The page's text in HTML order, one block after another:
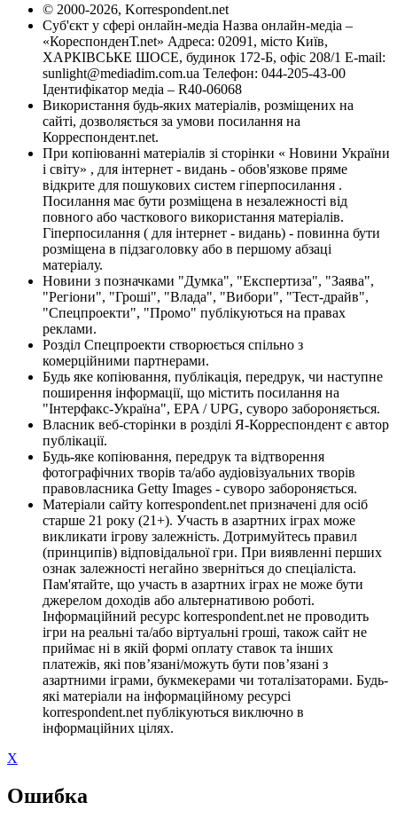
© 2000-2026, Korrespondent.net
Суб'єкт у сфері онлайн-медіа Назва онлайн-медіа –
«КореспонденТ.net» Адреса: 02091, місто Київ,
ХАРКІВСЬКЕ ШОСЕ, будинок 172-Б, офіс 208/1 E-mail:
sunlight@mediadim.com.ua Телефон: 044-205-43-00
Ідентифікатор медіа – R40-06068
Використання будь-яких матеріалів, розміщених на
сайті, дозволяється за умови посилання на
Корреспондент.net.
При копіюванні матеріалів зі сторінки « Новини України
і світу» , для інтернет - видань - обов'язкове пряме
відкрите для пошукових систем гіперпосилання .
Посилання має бути розміщена в незалежності від
повного або часткового використання матеріалів.
Гіперпосилання ( для інтернет - видань) - повинна бути
розміщена в підзаголовку або в першому абзаці
матеріалу.
Новини з позначками "Думка", "Експертиза", "Заява",
"Регіони", "Гроші", "Влада", "Вибори", "Тест-драйв",
"Спецпроекти", "Промо" публікуються на правах
реклами.
Розділ Спецпроекти створюється спільно з
комерційними партнерами.
Будь яке копіювання, публікація, передрук, чи наступне
поширення інформації, що містить посилання на
"Інтерфакс-Україна", EPA / UPG, суворо забороняється.
Власник веб-сторінки в розділі Я-Корреспондент є автор
публікації.
Будь-яке копіювання, передрук та відтворення
фотографічних творів та/або аудіовізуальних творів
правовласника Getty Images - суворо забороняється.
Матеріали сайту korrespondent.net призначені для осіб
старше 21 року (21+). Участь в азартних іграх може
викликати ігрову залежність. Дотримуйтесь правил
(принципів) відповідальної гри. При виявленні перших
ознак залежності негайно зверніться до спеціаліста.
Пам'ятайте, що участь в азартних іграх не може бути
джерелом доходів або альтернативою роботі.
Інформаційний ресурс korrespondent.net не проводить
ігри на реальні та/або віртуальні гроші, також сайт не
приймає ні в якій формі оплату ставок та інших
платежів, які пов’язані/можуть бути пов’язані з
азартними іграми, букмекерами чи тоталізаторами. Будь-
які матеріали на інформаційному ресурсі
korrespondent.net публікуються виключно в
інформаційних цілях.
X
Ошибка